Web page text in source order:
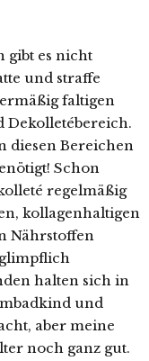
gibt es nicht
und straffe
faltigen
diesen Bereichen
Schon
regelmäßig
kollagenhaltigen
Nährstoffen
halten sich in
und
aber meine
noch ganz gut.